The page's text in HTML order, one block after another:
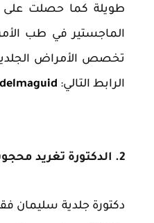
تخصص الأمراض
الرابط التالي:
2. الدكتورة تغريد محجوب:
دكتورة جلدية سليمان